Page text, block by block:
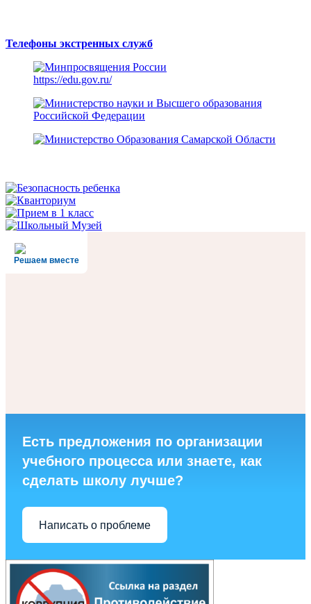
Телефоны экстренных служб
https://edu.gov.ru/
Решаем вместе
Есть предложения по организации
учебного процесса или знаете, как
сделать школу лучше?
Написать о проблеме